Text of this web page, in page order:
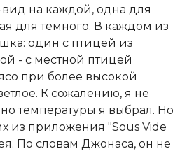
на каждой, одна для
для темного. В каждом из
один с птицей из
- с местной птицей
при более высокой
К сожалению, я не
температуры я выбрал. Но
из приложения "Sous Vide
По словам Джонаса, он не